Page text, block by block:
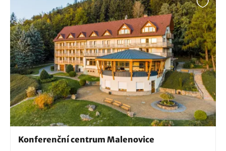
Konferenční centrum Malenovice